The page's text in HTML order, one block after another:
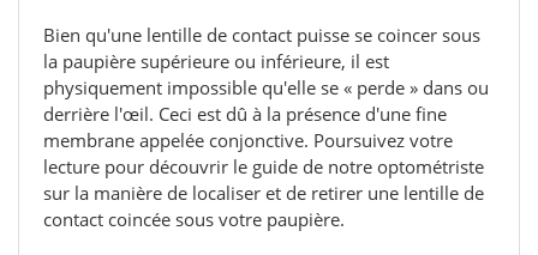
Bien qu'une lentille de contact puisse se coincer sous
la paupière supérieure ou inférieure, il est
physiquement impossible qu'elle se « perde » dans ou
derrière l'œil. Ceci est dû à la présence d'une fine
membrane appelée conjonctive. Poursuivez votre
lecture pour découvrir le guide de notre optométriste
sur la manière de localiser et de retirer une lentille de
contact coincée sous votre paupière.